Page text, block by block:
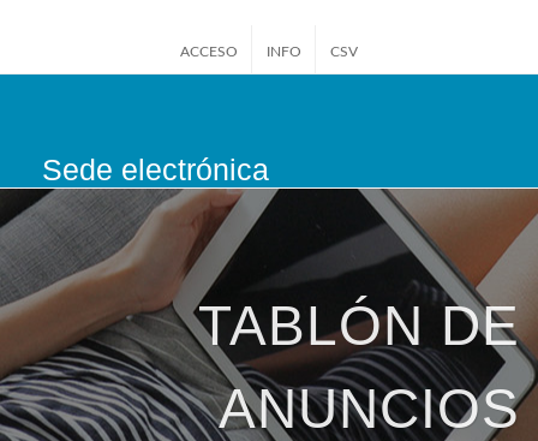
ACCESO INFO CSV
Sede electrónica
San Lorenzo de El
Escorial
TABLÓN DE
ANUNCIOS